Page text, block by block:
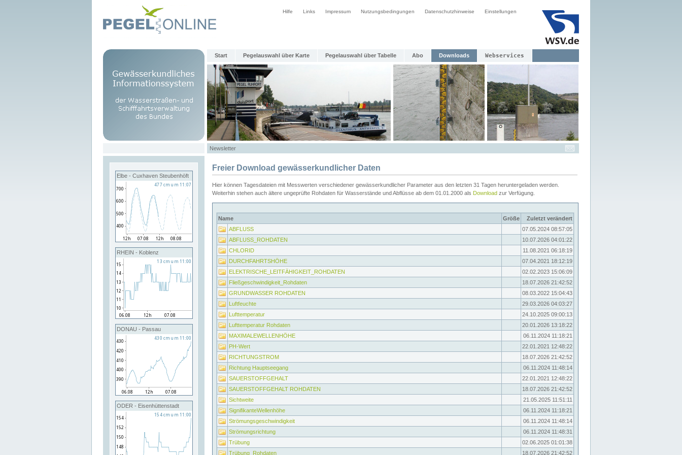
Hilfe Links Impressum Nutzungsbedingungen Datenschutzhinweise Einstellungen
Start Pegelauswahl über Karte Pegelauswahl über Tabelle Abo Downloads Webservices
Newsletter
Elbe - Cuxhaven Steubenhöft
RHEIN - Koblenz
DONAU - Passau
ODER - Eisenhüttenstadt
Freier Download gewässerkundlicher Daten
Hier können Tagesdateien mit Messwerten verschiedener gewässerkundlicher Parameter aus den letzten 31 Tagen heruntergeladen werden.
Weiterhin stehen auch ältere ungeprüfte Rohdaten für Wasserstände und Abflüsse ab dem 01.01.2000 als Download zur Verfügung.
Name Größe
Zuletzt verändert
ABFLUSS
07.05.2024 08:57:05
ABFLUSS_ROHDATEN
10.07.2026 04:01:22
CHLORID
11.08.2021 06:18:19
DURCHFAHRTSHÖHE
07.04.2021 18:12:19
ELEKTRISCHE_LEITFÄHIGKEIT_ROHDATEN
02.02.2023 15:06:09
Fließgeschwindigkeit_Rohdaten
18.07.2026 21:42:52
GRUNDWASSER ROHDATEN
08.03.2022 15:04:43
Luftfeuchte
29.03.2026 04:03:27
Lufttemperatur
24.10.2025 09:00:13
Lufttemperatur Rohdaten
20.01.2026 13:18:22
MAXIMALEWELLENHÖHE
06.11.2024 11:18:21
PH-Wert
22.01.2021 12:48:22
RICHTUNGSTROM
18.07.2026 21:42:52
Richtung Hauptseegang
06.11.2024 11:48:14
SAUERSTOFFGEHALT
22.01.2021 12:48:22
SAUERSTOFFGEHALT ROHDATEN
18.07.2026 21:42:52
Sichtweite
21.05.2025 11:51:11
SignifikanteWellenhöhe
06.11.2024 11:18:21
Strömungsgeschwindigkeit
06.11.2024 11:48:14
Strömungsrichtung
06.11.2024 11:48:31
Trübung
02.06.2025 01:01:38
Trübung_Rohdaten
18.07.2026 21:42:52